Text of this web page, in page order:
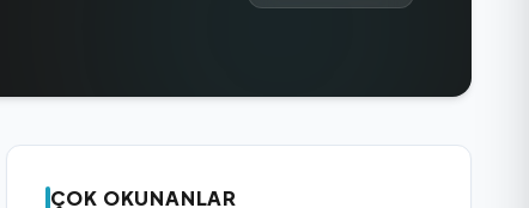
ÇOK OKUNANLAR